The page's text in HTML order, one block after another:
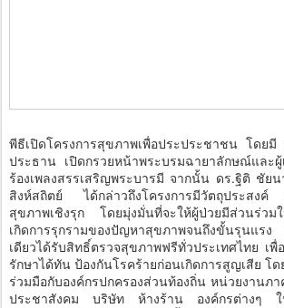
พีธีเปิดโครงการสุขภาพเพื่อประประชาชน โดย
ประธาน เปิดกรวยหน้าพระบรมฉายาลักษณ์และ
ร้องเพลงสรรเสริญพระบารมี จากนั้น ดร.ฐิติ ชัย
สิงห์สถิตย์ ได้กล่าวถึงโครงการมีวัตถุประสงค์
สุขภาพเชิงรุก โดยมุ่งมั่นที่จะให้ผู้ป่วยมีส่วนร่วม
เกิดการรุกรามของปัญหาสุขภาพจนถึงขั้นรุนแร
เดียวได้รับสิทธิ์ตรวจสุขภาพฟรีทั่วประเทศไทย เพื่
รักษาได้ทัน ป้องกันโรคร้ายก่อนเกิดการสูญเสีย โด
ร่วมมือกับองค์กรปกครองส่วนท้องถิ่น หน่วยงานภ
ประชาสังคม บริษัท ห้างร้าน องค์กรต่างๆ ใ